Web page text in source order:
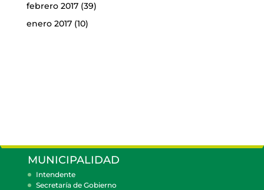
febrero 2017(39)
enero 2017(10)
MUNICIPALIDAD
Intendente
Secretaría de Gobierno